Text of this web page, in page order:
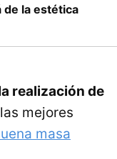
de la estética
realización de
mejores
masa